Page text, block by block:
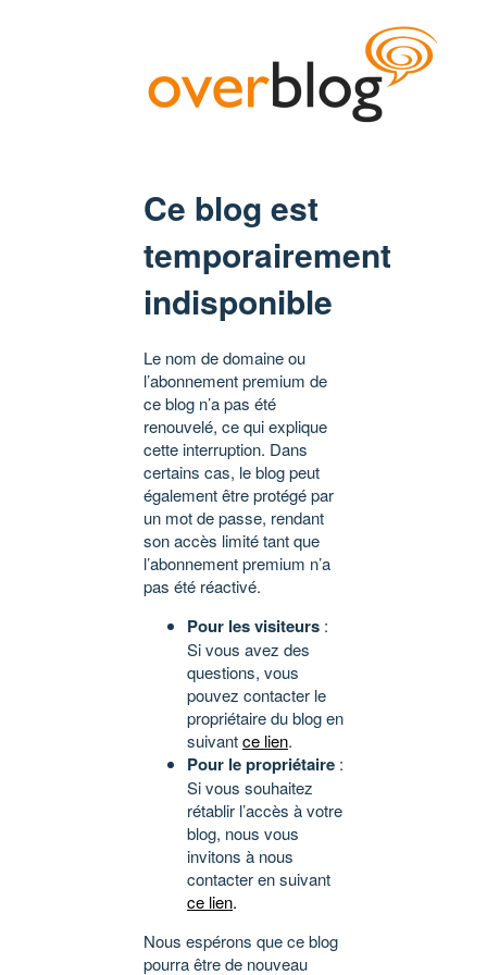
Ce blog est
temporairement
indisponible
Le nom de domaine ou
l’abonnement premium de
ce blog n’a pas été
renouvelé, ce qui explique
cette interruption. Dans
certains cas, le blog peut
également être protégé par
un mot de passe, rendant
son accès limité tant que
l’abonnement premium n’a
pas été réactivé.
Pour les visiteurs :
Si vous avez des
questions, vous
pouvez contacter le
propriétaire du blog en
suivantce lien.
Pour le propriétaire :
Si vous souhaitez
rétablir l’accès à votre
blog, nous vous
invitons à nous
contacter en suivant
ce lien.
Nous espérons que ce blog
pourra être de nouveau